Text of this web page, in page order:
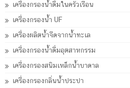
เครื่องกรองน้ำดื่มในครัวเรือน
เครื่องกรองน้ำ UF
เครื่องผลิตน้ำจืดจากน้ำทะเล
เครื่องกรองน้ำดื่มอุตสาหกรรม
เครื่องกรองสนิมเหล็กน้ำบาดาล
เครื่องกรองกลิ่นน้ำประปา